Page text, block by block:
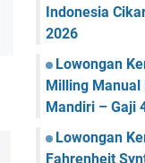
Indonesia
2026
Lowongan
Milling Manual
Mandiri – Gaji
Lowongan
Fahrenheit